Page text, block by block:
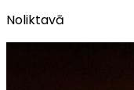
Noliktavā